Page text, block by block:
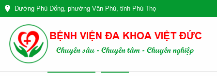
Đường Phù Đổng, phường Vân Phú, tỉnh Phú Thọ